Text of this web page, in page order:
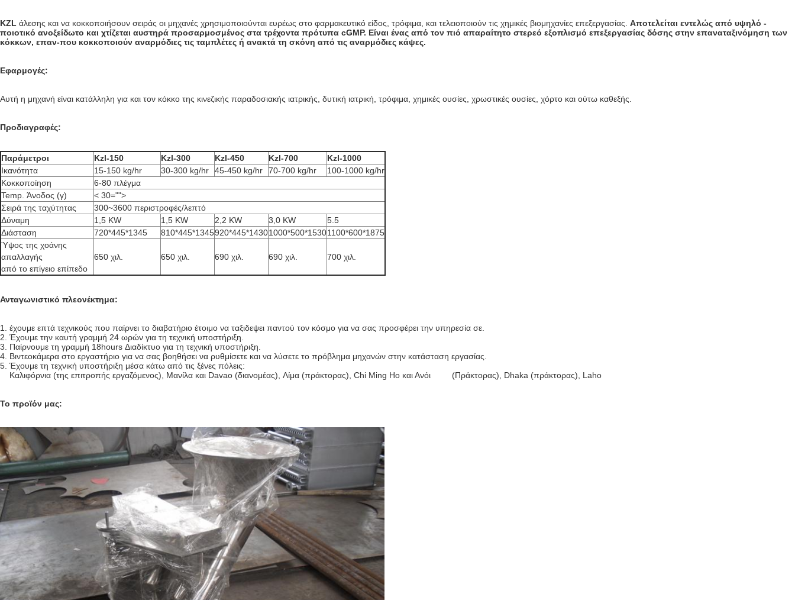
KZL άλεσης και να κοκκοποιήσουν σειράς οι μηχανές χρησιμοποιούνται ευρέως στο φαρμακευτικό είδος, τρόφιμα, και τελειοποιούν τις χημικές βιομηχανίες επεξεργασίας. Αποτελείται εντελώς από υψηλό -
ποιοτικό ανοξείδωτο και χτίζεται αυστηρά προσαρμοσμένος στα τρέχοντα πρότυπα cGMP. Είναι ένας από τον πιό απαραίτητο στερεό εξοπλισμό επεξεργασίας δόσης στην επαναταξινόμηση των
κόκκων, επαν-που κοκκοποιούν αναρμόδιες τις ταμπλέτες ή ανακτά τη σκόνη από τις αναρμόδιες κάψες.
Εφαρμογές:
Αυτή η μηχανή είναι κατάλληλη για και τον κόκκο της κινεζικής παραδοσιακής ιατρικής, δυτική ιατρική, τρόφιμα, χημικές ουσίες, χρωστικές ουσίες, χόρτο και ούτω καθεξής.
Προδιαγραφές:
Παράμετροι Kzl-150 Kzl-300 Kzl-450 Kzl-700
Kzl-1000
Ικανότητα
15-150 kg/hr 30-300 kg/hr 45-450 kg/hr 70-700 kg/hr
100-1000 kg/hr
Κοκκοποίηση
6-80 πλέγμα
Temp. Άνοδος (γ)
< 30="">
Σειρά της ταχύτητας
300~3600 περιστροφές/λεπτό
Δύναμη
1,5 KW 1,5 KW 2,2 KW 3,0 KW
5.5
Διάσταση
720*445*1345 810*445*1345920*445*14301000*500*15301100*600*1875
Ύψος της χοάνης
απαλλαγής
από το επίγειο επίπεδο
650 χιλ. 650 χιλ. 690 χιλ. 690 χιλ. 700 χιλ.
Ανταγωνιστικό πλεονέκτημα:
1. έχουμε επτά τεχνικούς που παίρνει το διαβατήριο έτοιμο να ταξιδεψει παντού τον κόσμο για να σας προσφέρει την υπηρεσία σε.
2. Έχουμε την καυτή γραμμή 24 ωρών για τη τεχνική υποστήριξη.
3. Παίρνουμε τη γραμμή 18hours Διαδίκτυο για τη τεχνική υποστήριξη.
4. Βιντεοκάμερα στο εργαστήριο για να σας βοηθήσει να ρυθμίσετε και να λύσετε το πρόβλημα μηχανών στην κατάσταση εργασίας.
5. Έχουμε τη τεχνική υποστήριξη μέσα κάτω από τις ξένες πόλεις:
Καλιφόρνια (της επιτροπής εργαζόμενος), Μανίλα και Davao (διανομέας), Λίμα (πράκτορας), Chi Ming Ho και Ανόι (Πράκτορας), Dhaka (πράκτορας), Laho
Το προϊόν μας: